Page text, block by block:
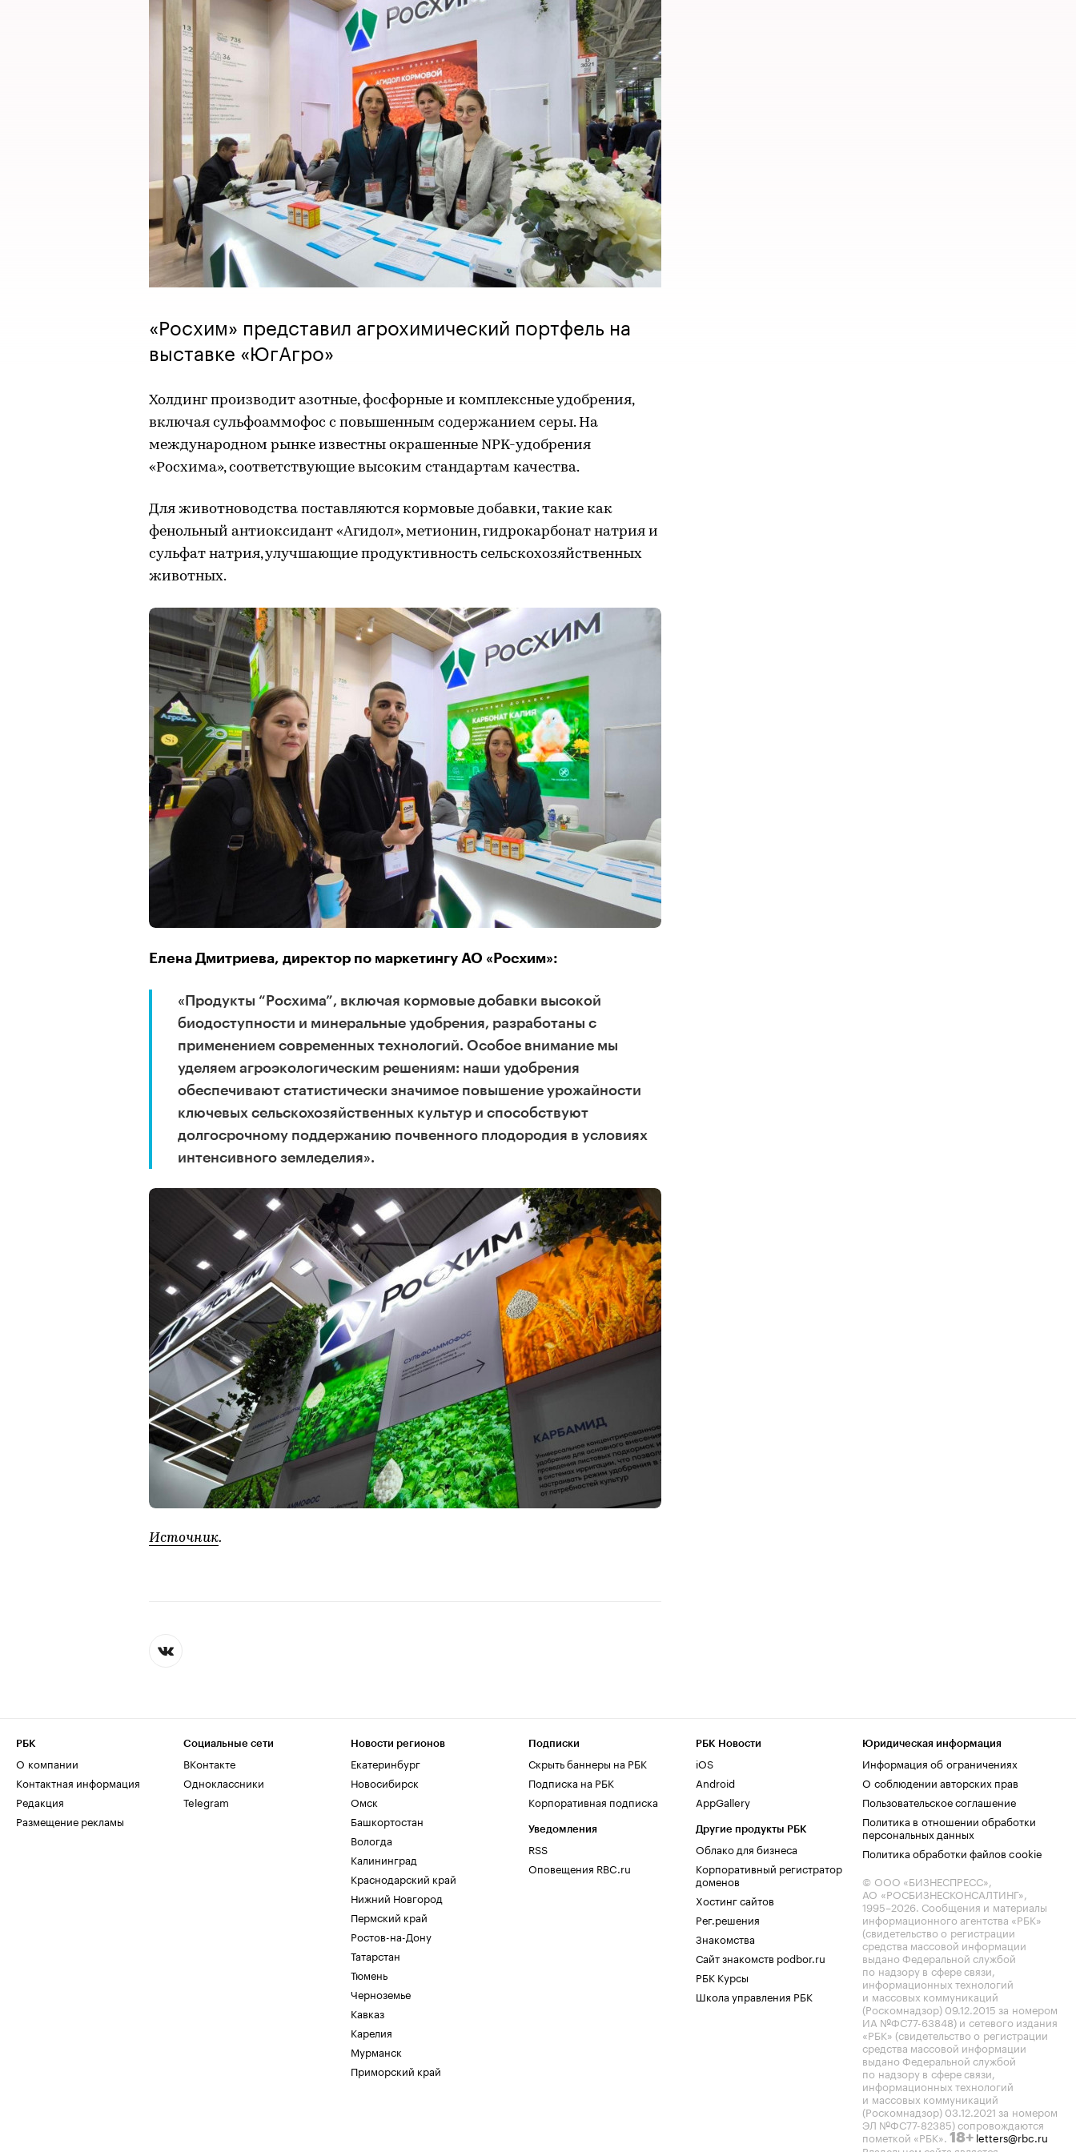
«Росхим» представил агрохимический портфель на
выставке «ЮгАгро»
Холдинг производит азотные, фосфорные и комплексные удобрения,
включая сульфоаммофос с повышенным содержанием серы. На
международном рынке известны окрашенные NPK-удобрения
«Росхима», соответствующие высоким стандартам качества.
Для животноводства поставляются кормовые добавки, такие как
фенольный антиоксидант «Агидол», метионин, гидрокарбонат натрия и
сульфат натрия, улучшающие продуктивность сельскохозяйственных
животных.
Елена Дмитриева, директор по маркетингу АО «Росхим»:
«Продукты “Росхима”, включая кормовые добавки высокой
биодоступности и минеральные удобрения, разработаны с
применением современных технологий. Особое внимание мы
уделяем агроэкологическим решениям: наши удобрения
обеспечивают статистически значимое повышение урожайности
ключевых сельскохозяйственных культур и способствуют
долгосрочному поддержанию почвенного плодородия в условиях
интенсивного земледелия».
Источник.
РБК
О компании
Контактная информация
Редакция
Размещение рекламы
Социальные сети
ВКонтакте
Одноклассники
Telegram
Новости регионов
Екатеринбург
Новосибирск
Омск
Башкортостан
Вологда
Калининград
Краснодарский край
Нижний Новгород
Пермский край
Ростов-на-Дону
Татарстан
Тюмень
Черноземье
Кавказ
Карелия
Мурманск
Приморский край
Подписки
Скрыть баннеры на РБК
Подписка на РБК
Корпоративная подписка
Уведомления
RSS
Оповещения RBC.ru
РБК Новости
iOS
Android
AppGallery
Другие продукты РБК
Облако для бизнеса
Корпоративный регистратор
доменов
Хостинг сайтов
Рег.решения
Знакомства
Сайт знакомств podbor.ru
РБК Курсы
Школа управления РБК
Юридическая информация
Информация об ограничениях
О соблюдении авторских прав
Пользовательское соглашение
Политика в отношении обработки
персональных данных
Политика обработки файлов cookie
© ООО «БИЗНЕСПРЕСС»,
АО «РОСБИЗНЕСКОНСАЛТИНГ»,
1995–2026. Сообщения и материалы
информационного агентства «РБК»
(свидетельство о регистрации
средства массовой информации
выдано Федеральной службой
по надзору в сфере связи,
информационных технологий
и массовых коммуникаций
(Роскомнадзор) 09.12.2015 за номером
ИА №ФС77-63848) и сетевого издания
«РБК» (свидетельство о регистрации
средства массовой информации
выдано Федеральной службой
по надзору в сфере связи,
информационных технологий
и массовых коммуникаций
(Роскомнадзор) 03.12.2021 за номером
ЭЛ №ФС77-82385) сопровождаются
пометкой «РБК». 18+ letters@rbc.ru